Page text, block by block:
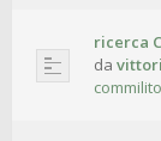
ricerca
da